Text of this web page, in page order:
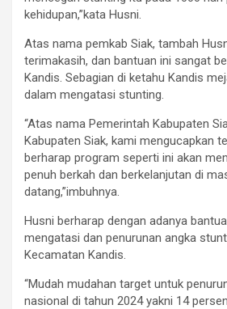
kehidupan,”kata Husni.
Atas nama pemkab Siak, tambah
terimakasih, dan bantuan ini sangat
Kandis. Sebagian di ketahu Kandis
dalam mengatasi stunting.
“Atas nama Pemerintah Kabupaten
Kabupaten Siak, kami mengucapkan
berharap program seperti ini akan
penuh berkah dan berkelanjutan di
datang,”imbuhnya.
Husni berharap dengan adanya
mengatasi dan penurunan angka
Kecamatan Kandis.
“Mudah mudahan target untuk
nasional di tahun 2024 yakni 14